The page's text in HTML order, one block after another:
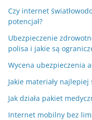
Czy internet
potencjał?
Ubezpieczenie
polisa i jakie są
Wycena ubezpieczenia
Jakie materiały
Jak działa pakiet
Internet mobilny bez